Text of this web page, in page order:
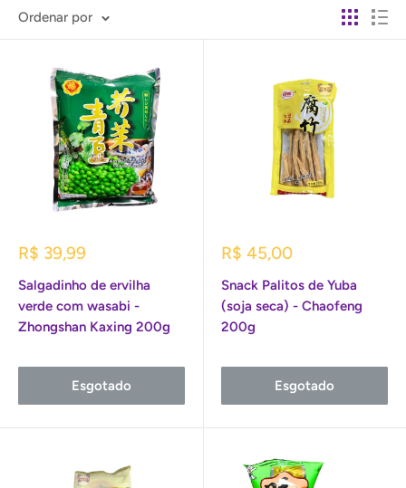
Ordenar por
Preço
R$ 39,99
Salgadinho de ervilha
verde com wasabi -
Zhongshan Kaxing 200g
Esgotado
Preço
R$ 45,00
Snack Palitos de Yuba
(soja seca) - Chaofeng
200g
Esgotado